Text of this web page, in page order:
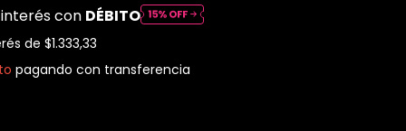
interés con DÉBITO
de $1.333,33
pagando con transferencia